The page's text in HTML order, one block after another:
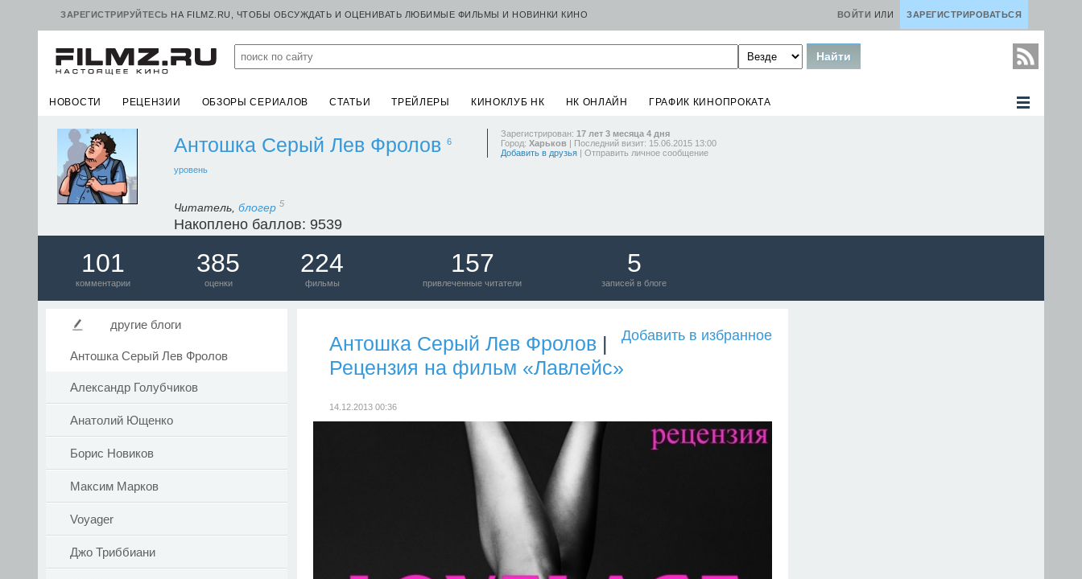
ЗАРЕГИСТРИРУЙТЕСЬ НА FILMZ.RU, ЧТОБЫ ОБСУЖДАТЬ И ОЦЕНИВАТЬ ЛЮБИМЫЕ ФИЛЬМЫ И НОВИНКИ КИНО ЗАРЕГИСТРИРОВАТЬСЯ
ВОЙТИ ИЛИ
НОВОСТИ РЕЦЕНЗИИ ОБЗОРЫ СЕРИАЛОВ СТАТЬИ ТРЕЙЛЕРЫ КИНОКЛУБ НК НК ОНЛАЙН ГРАФИК КИНОПРОКАТА
Антошка Серый Лев Фролов 6
уровень
Читатель, блогер 5
Накоплено баллов: 9539
Зарегистрирован: 17 лет 3 месяца 4 дня
Город: Харьков | Последний визит: 15.06.2015 13:00
Добавить в друзья | Отправить личное сообщение
101
комментарии
385
оценки
224
фильмы
157
привлеченные читатели
5
записей в блоге
другие блоги
Антошка Серый Лев Фролов
Александр Голубчиков
Анатолий Ющенко
Борис Новиков
Максим Марков
Voyager
Джо Триббиани
Добавить в избранное
Антошка Серый Лев Фролов |
Рецензия на фильм «Лавлейс»
14.12.2013 00:36